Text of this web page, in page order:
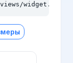
widget.js"